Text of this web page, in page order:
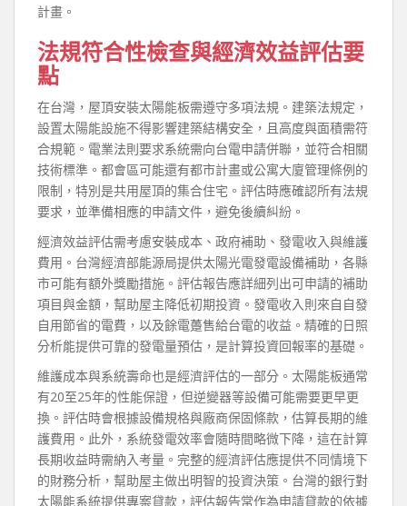
計畫。
法規符合性檢查與經濟效益評估要
點
在台灣，屋頂安裝太陽能板需遵守多項法規。建築法規定，
設置太陽能設施不得影響建築結構安全，且高度與面積需符
合規範。電業法則要求系統需向台電申請併聯，並符合相關
技術標準。都會區可能還有都市計畫或公寓大廈管理條例的
限制，特別是共用屋頂的集合住宅。評估時應確認所有法規
要求，並準備相應的申請文件，避免後續糾紛。
經濟效益評估需考慮安裝成本、政府補助、發電收入與維護
費用。台灣經濟部能源局提供太陽光電發電設備補助，各縣
市可能有額外獎勵措施。評估報告應詳細列出可申請的補助
項目與金額，幫助屋主降低初期投資。發電收入則來自自發
自用節省的電費，以及餘電躉售給台電的收益。精確的日照
分析能提供可靠的發電量預估，是計算投資回報率的基礎。
維護成本與系統壽命也是經濟評估的一部分。太陽能板通常
有20至25年的性能保證，但逆變器等設備可能需要更早更
換。評估時會根據設備規格與廠商保固條款，估算長期的維
護費用。此外，系統發電效率會隨時間略微下降，這在計算
長期收益時需納入考量。完整的經濟評估應提供不同情境下
的財務分析，幫助屋主做出明智的投資決策。台灣的銀行對
太陽能系統提供專案貸款，評估報告常作為申請貸款的依據